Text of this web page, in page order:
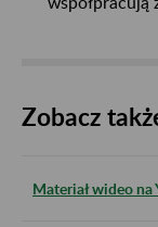
Zobacz
Materiał wideo